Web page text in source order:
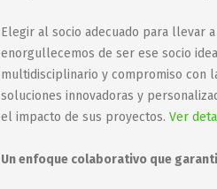
Elegir al socio adecuado para llevar
enorgullecemos de ser ese socio
multidisciplinario y compromiso con
soluciones innovadoras y
el impacto de sus proyectos. Ver
Un enfoque colaborativo que